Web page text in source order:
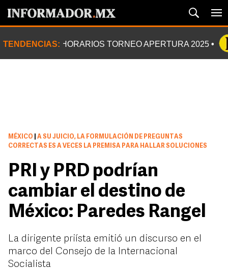
TENDENCIAS: HORARIOS TORNEO APERTURA 2025
MÉXICO
A SU JUICIO, LA FORMULACIÓN DE PREGUNTAS
CORRECTAS ES A VECES LA PREMISA PARA HALLAR SOLUCIONES
PRI y PRD podrían
cambiar el destino de
México: Paredes Rangel
La dirigente priísta emitió un discurso en el
marco del Consejo de la Internacional
Socialista